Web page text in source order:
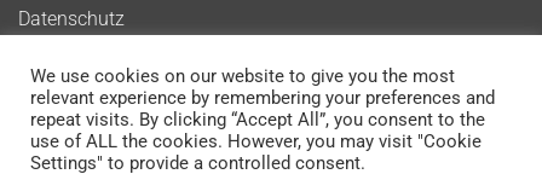
Datenschutz
AGB
Blog
Kontakt
We use cookies on our website to give you the most
relevant experience by remembering your preferences and
repeat visits. By clicking “Accept All”, you consent to the
use of ALL the cookies. However, you may visit "Cookie
Settings" to provide a controlled consent.
Wir verwenden Cookies, um sicherzustellen, dass Sie auf
unserer Website die bestmögliche Erfahrung machen. Wenn
Sie diese Website weiterhin nutzen, gehen wir davon aus, dass